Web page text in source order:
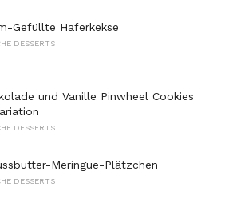
Gefüllte Haferkekse
DESSERTS
und Vanille Pinwheel Cookies
DESSERTS
Meringue-Plätzchen
DESSERTS